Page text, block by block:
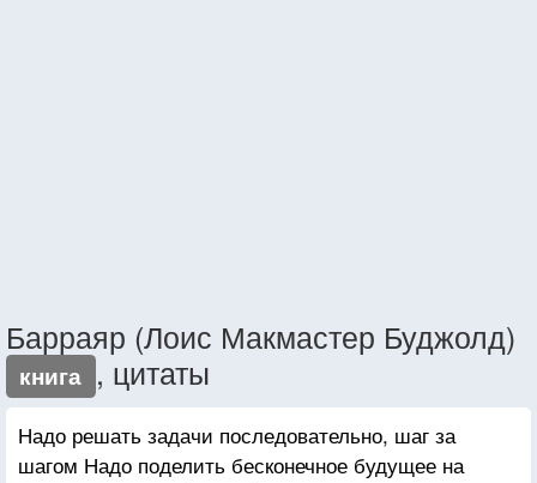
Барраяр (Лоис Макмастер Буджолд)
книга , цитаты
Надо решать задачи последовательно, шаг за
шагом Надо поделить бесконечное будущее на